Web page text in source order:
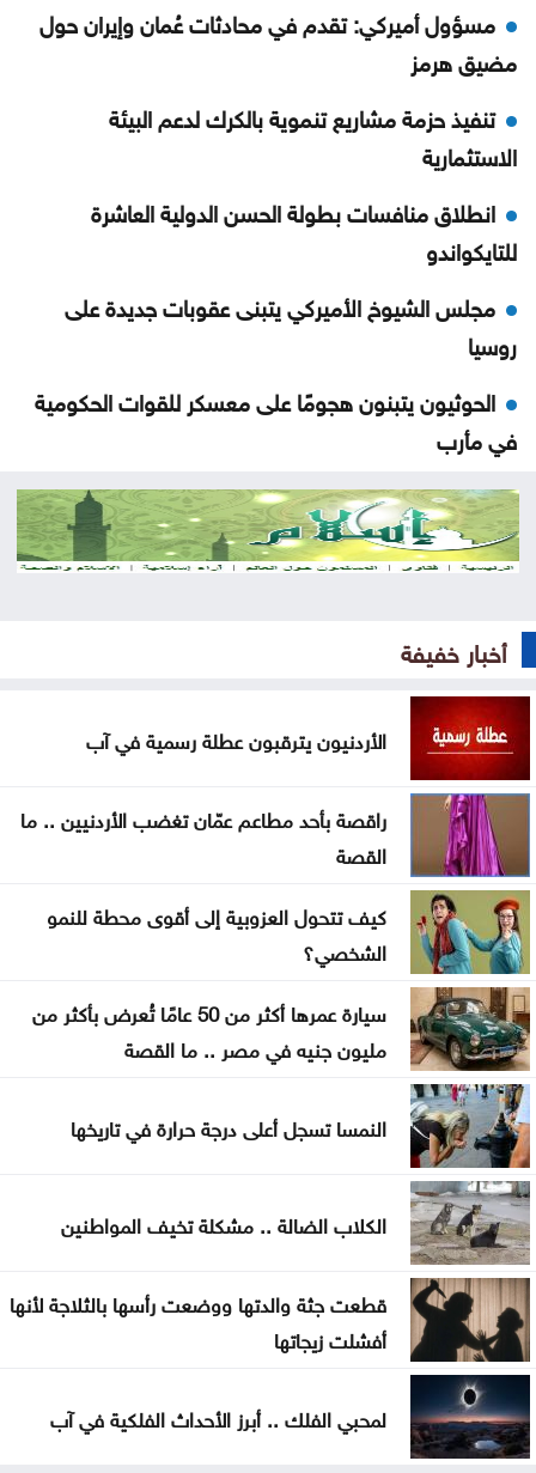
مسؤول أميركي: تقدم في محادثات عُمان وإيران حول
مضيق هرمز
تنفيذ حزمة مشاريع تنموية بالكرك لدعم البيئة
الاستثمارية
انطلاق منافسات بطولة الحسن الدولية العاشرة
للتايكواندو
مجلس الشيوخ الأميركي يتبنى عقوبات جديدة على
روسيا
الحوثيون يتبنون هجومًا على معسكر للقوات الحكومية
في مأرب
عقوبات أميركية تستهدف منصات عملات رقمية
مرتبطة بتمويل الحرس الثوري
عون: تقدم إيجابي في مفاوضات روما حول الحدود
والأسرى
سامو زين يفاجئ جمهوره ويعلن ارتباطه بفنانة مصرية
أوبن إيه آي تتيح محادثات غير محدودة لمستخدمي
ChatGPT المجانيين
6 وسائل منزلية فعّالة لطرد البعوض
البنك الدولي يمنح سوريا 100 مليون دولار لتحديث
القطاع المالي
بغداد والرياض تبحثان التنسيق الأمني وتطورات
المنطقة
واشنطن: اتفاق مرتقب لإعادة فتح مضيق هرمز خلال
الساعات المقبلة
أخبار خفيفة
الأردنيون يترقبون عطلة رسمية في آب
راقصة بأحد مطاعم عمّان تغضب الأردنيين .. ما
القصة
كيف تتحول العزوبية إلى أقوى محطة للنمو
الشخصي؟
سيارة عمرها أكثر من 50 عامًا تُعرض بأكثر من
مليون جنيه في مصر .. ما القصة
النمسا تسجل أعلى درجة حرارة في تاريخها
الكلاب الضالة .. مشكلة تخيف المواطنين
قطعت جثة والدتها ووضعت رأسها بالثلاجة لأنها
أفشلت زيجاتها
لمحبي الفلك .. أبرز الأحداث الفلكية في آب